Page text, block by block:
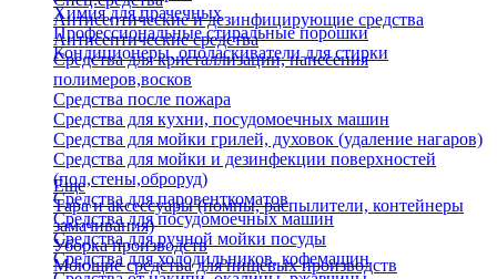
Химия для прачечных
Профессиональные стиральные порошки
Кондиционеры, ополаскиватели для стирки
Антисептические и дезинфицирующие средства
Антисептические средства
Средства для кристаллизации, нанесения
полимеров,восков
Средства после пожара
Средства для кухни, посудомоечных машин
Средства для мойки грилей, духовок (удаление нагаров)
Средства для мойки и дезинфекции поверхностей
(пол,стены,оброруд)
Средства для паровенткоматов
Средства для посудомоечных машин
Средства для ручной мойки посуды
Средства для холодильников, кофемашин
Еще
Тара и аксессуары (помпы, распылители, контейнеры
замачивания)
Уборка производств
Моющие средства для пищевых производств